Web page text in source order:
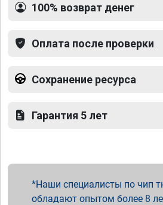
100% возврат денег
Оплата после проверки
Сохранение ресурса
Гарантия 5 лет
Наши специалисты по чип
обладают опытом более 8